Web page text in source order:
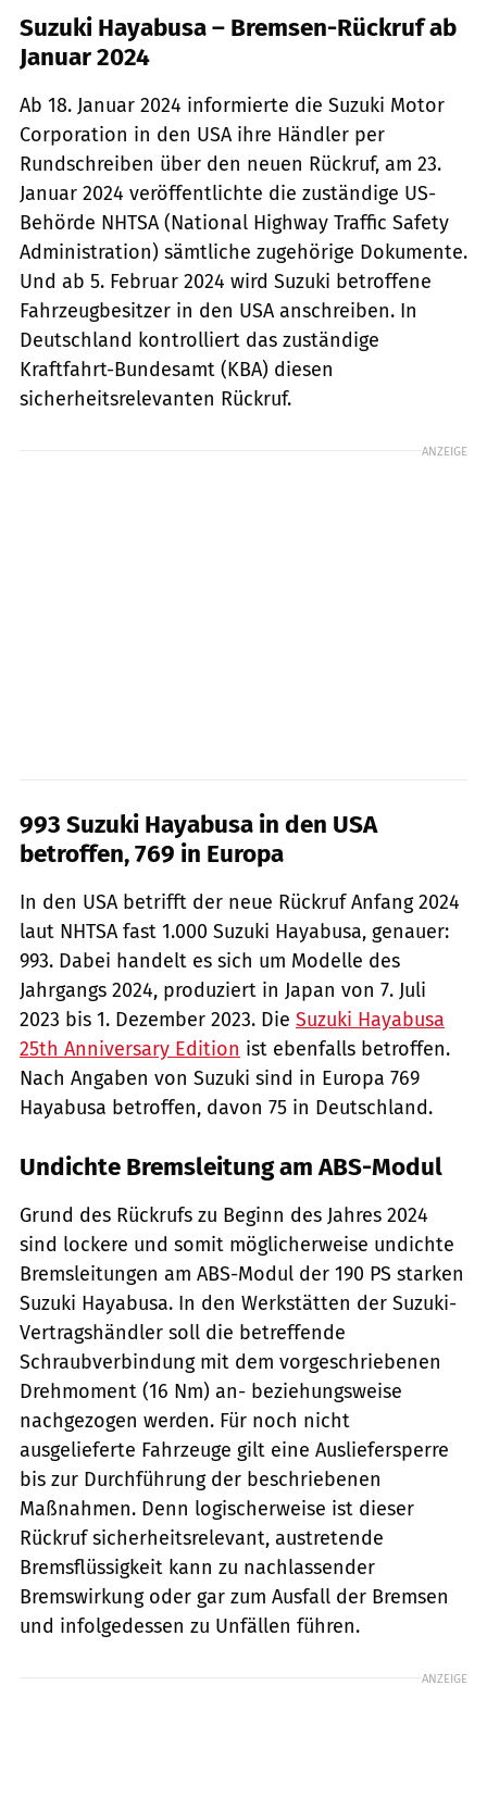
Suzuki Hayabusa – Bremsen-Rückruf ab
Januar 2024
Ab 18. Januar 2024 informierte die Suzuki Motor
Corporation in den USA ihre Händler per
Rundschreiben über den neuen Rückruf, am 23.
Januar 2024 veröffentlichte die zuständige US-
Behörde NHTSA (National Highway Traffic Safety
Administration) sämtliche zugehörige Dokumente.
Und ab 5. Februar 2024 wird Suzuki betroffene
Fahrzeugbesitzer in den USA anschreiben. In
Deutschland kontrolliert das zuständige
Kraftfahrt-Bundesamt (KBA) diesen
sicherheitsrelevanten Rückruf.
ANZEIGE
993 Suzuki Hayabusa in den USA
betroffen, 769 in Europa
In den USA betrifft der neue Rückruf Anfang 2024
laut NHTSA fast 1.000 Suzuki Hayabusa, genauer:
993. Dabei handelt es sich um Modelle des
Jahrgangs 2024, produziert in Japan von 7. Juli
2023 bis 1. Dezember 2023. Die Suzuki Hayabusa
25th Anniversary Edition ist ebenfalls betroffen.
Nach Angaben von Suzuki sind in Europa 769
Hayabusa betroffen, davon 75 in Deutschland.
Undichte Bremsleitung am ABS-Modul
Grund des Rückrufs zu Beginn des Jahres 2024
sind lockere und somit möglicherweise undichte
Bremsleitungen am ABS-Modul der 190 PS starken
Suzuki Hayabusa. In den Werkstätten der Suzuki-
Vertragshändler soll die betreffende
Schraubverbindung mit dem vorgeschriebenen
Drehmoment (16 Nm) an- beziehungsweise
nachgezogen werden. Für noch nicht
ausgelieferte Fahrzeuge gilt eine Ausliefersperre
bis zur Durchführung der beschriebenen
Maßnahmen. Denn logischerweise ist dieser
Rückruf sicherheitsrelevant, austretende
Bremsflüssigkeit kann zu nachlassender
Bremswirkung oder gar zum Ausfall der Bremsen
und infolgedessen zu Unfällen führen.
ANZEIGE